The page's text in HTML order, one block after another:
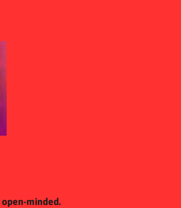
open-minded.